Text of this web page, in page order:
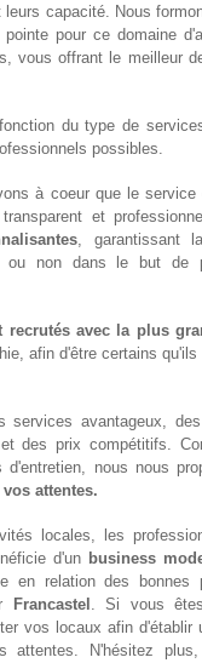
leurs capacité. Nous
pour ce domaine
vous offrant le meilleur
du type de
possibles.
à coeur que le
et
, garantissant
ou non dans le but de
avec la plus
afin d'être certains
avantageux,
des prix compétitifs.
nous nous
attentes.
locales, les
d'un business
relation des bonnes
Francastel . Si vous
vos locaux afin d'établir
N'hésitez plus,